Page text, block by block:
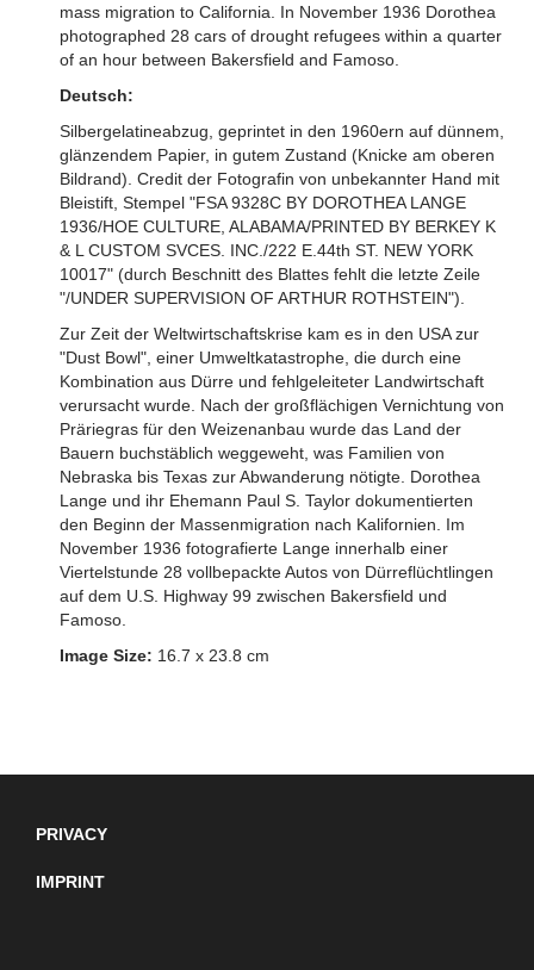
mass migration to California. In November 1936 Dorothea
photographed 28 cars of drought refugees within a quarter
of an hour between Bakersfield and Famoso.
Deutsch:
Silbergelatineabzug, geprintet in den 1960ern auf dünnem,
glänzendem Papier, in gutem Zustand (Knicke am oberen
Bildrand). Credit der Fotografin von unbekannter Hand mit
Bleistift, Stempel "FSA 9328C BY DOROTHEA LANGE
1936/HOE CULTURE, ALABAMA/PRINTED BY BERKEY K
& L CUSTOM SVCES. INC./222 E.44th ST. NEW YORK
10017" (durch Beschnitt des Blattes fehlt die letzte Zeile
"/UNDER SUPERVISION OF ARTHUR ROTHSTEIN").
Zur Zeit der Weltwirtschaftskrise kam es in den USA zur
"Dust Bowl", einer Umweltkatastrophe, die durch eine
Kombination aus Dürre und fehlgeleiteter Landwirtschaft
verursacht wurde. Nach der großflächigen Vernichtung von
Präriegras für den Weizenanbau wurde das Land der
Bauern buchstäblich weggeweht, was Familien von
Nebraska bis Texas zur Abwanderung nötigte. Dorothea
Lange und ihr Ehemann Paul S. Taylor dokumentierten
den Beginn der Massenmigration nach Kalifornien. Im
November 1936 fotografierte Lange innerhalb einer
Viertelstunde 28 vollbepackte Autos von Dürreflüchtlingen
auf dem U.S. Highway 99 zwischen Bakersfield und
Famoso.
Image Size: 16.7 x 23.8 cm
PRIVACY
IMPRINT